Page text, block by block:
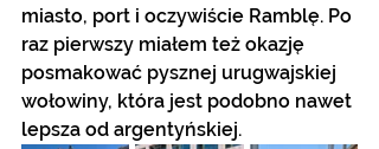
miasto, port i oczywiście Ramblę. Po
raz pierwszy miałem też okazję
posmakować pysznej urugwajskiej
wołowiny, która jest podobno nawet
lepsza od argentyńskiej.